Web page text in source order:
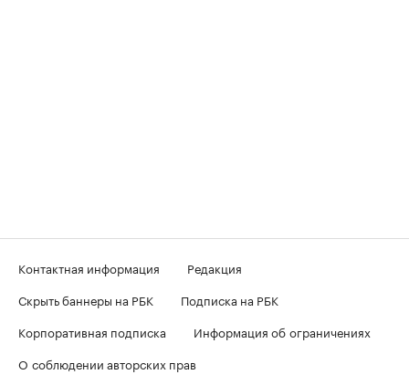
Контактная информация
Редакция
Скрыть баннеры на РБК
Подписка на РБК
Корпоративная подписка
Информация об ограничениях
О соблюдении авторских прав